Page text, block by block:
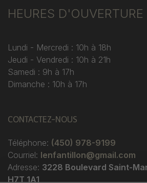
HEURES D'OUVERTURE
Lundi - Mercredi : 10h à 18h
Jeudi - Vendredi : 10h à 21h
Samedi : 9h à 17h
Dimanche : 10h à 17h
CONTACTEZ-NOUS
Téléphone: (450) 978-9199
Courriel: lenfantillon@gmail.com
Adresse: 3228 Boulevard Saint-
H7T 1A1